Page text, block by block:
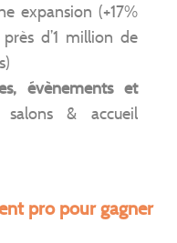
expansion (+17%
près d’1 million de
évènements et
& accueil
pro pour gagner